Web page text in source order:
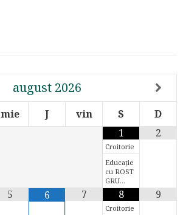
august 2026
mie J vin S
D
1
Croitorie
Educație
cu ROST
GRU…
2
5 6 7 8
Croitorie
9